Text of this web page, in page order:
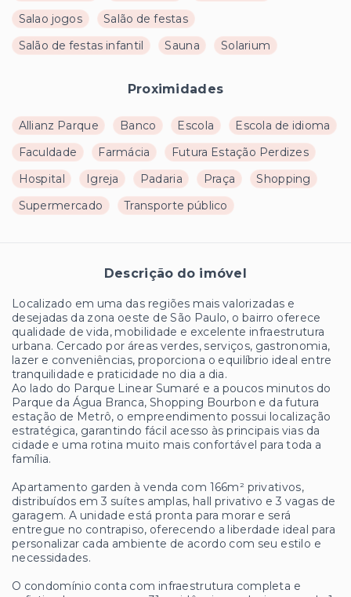
Salao jogos
Salão de festas
Salão de festas infantil
Sauna Solarium
Proximidades
Allianz Parque Banco Escola
Escola de idioma
Faculdade
Farmácia
Futura Estação Perdizes
Hospital
Igreja Padaria Praça
Shopping
Supermercado
Transporte público
Descrição do imóvel
Localizado em uma das regiões mais valorizadas e
desejadas da zona oeste de São Paulo, o bairro oferece
qualidade de vida, mobilidade e excelente infraestrutura
urbana. Cercado por áreas verdes, serviços, gastronomia,
lazer e conveniências, proporciona o equilíbrio ideal entre
tranquilidade e praticidade no dia a dia.
Ao lado do Parque Linear Sumaré e a poucos minutos do
Parque da Água Branca, Shopping Bourbon e da futura
estação de Metrô, o empreendimento possui localização
estratégica, garantindo fácil acesso às principais vias da
cidade e uma rotina muito mais confortável para toda a
família.
Apartamento garden à venda com 166m² privativos,
distribuídos em 3 suítes amplas, hall privativo e 3 vagas de
garagem. A unidade está pronta para morar e será
entregue no contrapiso, oferecendo a liberdade ideal para
personalizar cada ambiente de acordo com seu estilo e
necessidades.
O condomínio conta com infraestrutura completa e